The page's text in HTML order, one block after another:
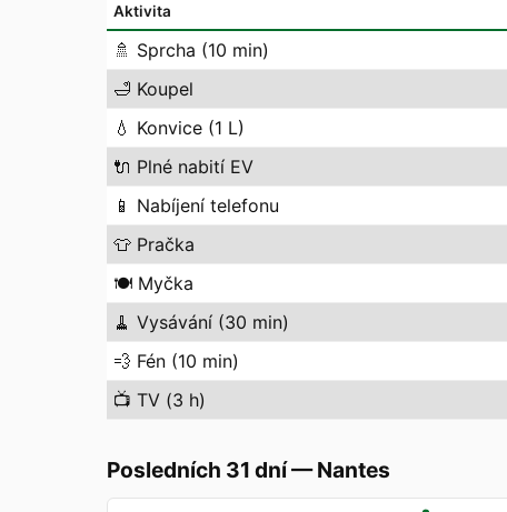
Aktivita
🚿 Sprcha (10 min)
🛁 Koupel
💧 Konvice (1 L)
🔌 Plné nabití EV
📱 Nabíjení telefonu
👕 Pračka
🍽️ Myčka
🧹 Vysávání (30 min)
💨 Fén (10 min)
📺 TV (3 h)
Posledních 31 dní—Nantes